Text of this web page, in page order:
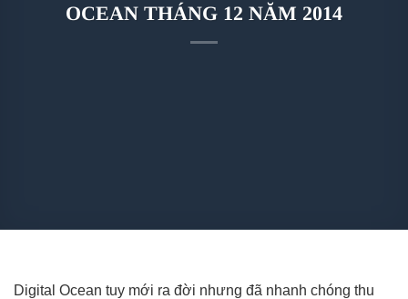
OCEAN THÁNG 12 NĂM 2014
Digital Ocean tuy mới ra đời nhưng đã nhanh chóng thu